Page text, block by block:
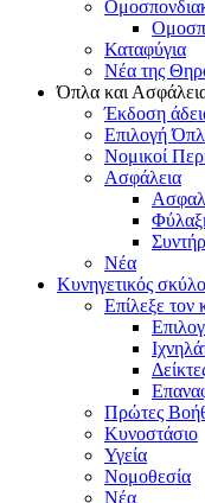
Καταφύγια
Νέα της
Όπλα και
Έκδοση
Επιλογή
Νομικοί
Ασφάλεια
Νέα
Κυνηγετικός
Επίλεξε τον
Πρώτες
Κυνοστάσιο
Υγεία
Νομοθεσία
Νέα